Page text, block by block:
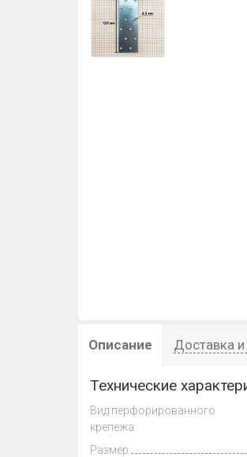
Описание Доставка и
Технические
Вид перфорированного
крепежа
Размер